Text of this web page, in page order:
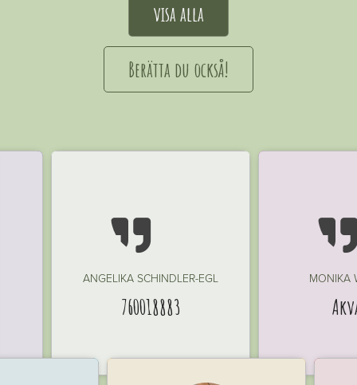
visa alla
Berätta du också!

ANGELIKA SCHINDLER-EGL
760018883

MONIKA